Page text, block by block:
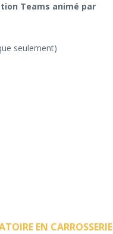
Teams animé par
seulement)
EN CARROSSERIE